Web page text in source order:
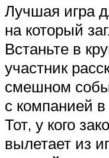
Лучшая игра
на который
Встаньте в
участник
смешном
с компанией
Тот, у кого
вылетает из